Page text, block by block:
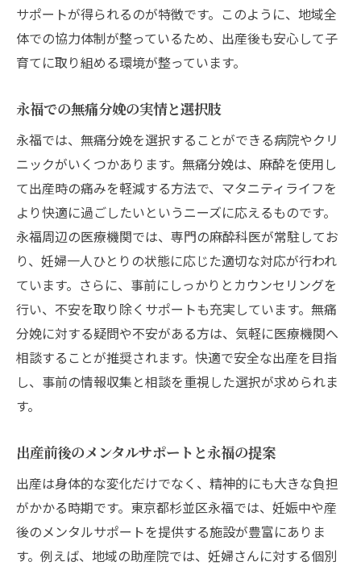
サポートが得られるのが特徴です。このように、地域全
体での協力体制が整っているため、出産後も安心して子
育てに取り組める環境が整っています。
永福での無痛分娩の実情と選択肢
永福では、無痛分娩を選択することができる病院やクリ
ニックがいくつかあります。無痛分娩は、麻酔を使用し
て出産時の痛みを軽減する方法で、マタニティライフを
より快適に過ごしたいというニーズに応えるものです。
永福周辺の医療機関では、専門の麻酔科医が常駐してお
り、妊婦一人ひとりの状態に応じた適切な対応が行われ
ています。さらに、事前にしっかりとカウンセリングを
行い、不安を取り除くサポートも充実しています。無痛
分娩に対する疑問や不安がある方は、気軽に医療機関へ
相談することが推奨されます。快適で安全な出産を目指
し、事前の情報収集と相談を重視した選択が求められま
す。
出産前後のメンタルサポートと永福の提案
出産は身体的な変化だけでなく、精神的にも大きな負担
がかかる時期です。東京都杉並区永福では、妊娠中や産
後のメンタルサポートを提供する施設が豊富にありま
す。例えば、地域の助産院では、妊婦さんに対する個別